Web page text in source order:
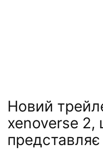
Новий
xenoverse 2,
представляє